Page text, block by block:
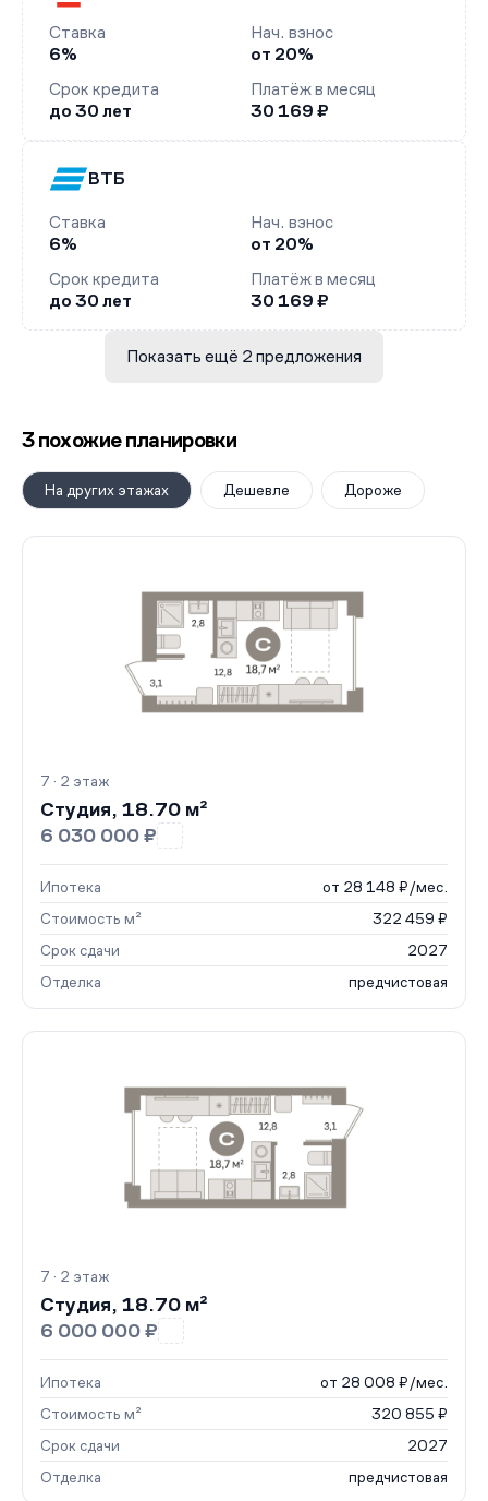
Ставка
6%
Нач. взнос
от 20%
Срок кредита
до 30 лет
Платёж в месяц
30 169 ₽
ВТБ
Ставка
6%
Нач. взнос
от 20%
Срок кредита
до 30 лет
Платёж в месяц
30 169 ₽
Показать ещё 2 предложения
3 похожие планировки
На других этажах Дешевле Дороже
7 · 2 этаж
Студия, 18.70 м²
6 030 000 ₽
Ипотека
от 28 148 ₽/мес.
Стоимость м²
322 459 ₽
Срок сдачи
2027
Отделка
предчистовая
7 · 2 этаж
Студия, 18.70 м²
6 000 000 ₽
Ипотека
от 28 008 ₽/мес.
Стоимость м²
320 855 ₽
Срок сдачи
2027
Отделка
предчистовая